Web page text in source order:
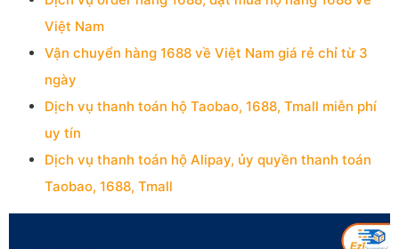
Việt Nam
Vận chuyển hàng 1688 về Việt Nam giá rẻ chỉ từ 3
ngày
Dịch vụ thanh toán hộ Taobao, 1688, Tmall miễn phí
uy tín
Dịch vụ thanh toán hộ Alipay, ủy quyền thanh toán
Taobao, 1688, Tmall